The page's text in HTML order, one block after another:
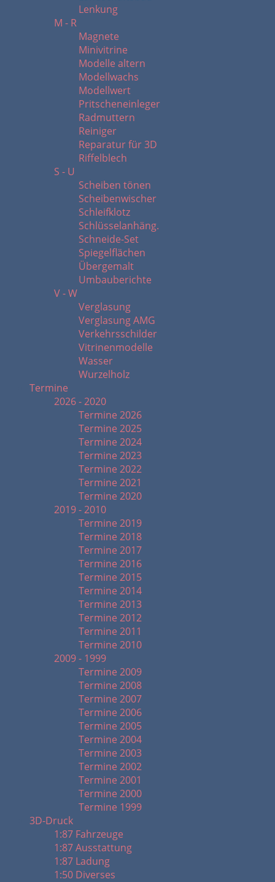
Lenkung
M - R
Magnete
Minivitrine
Modelle altern
Modellwachs
Modellwert
Pritscheneinleger
Radmuttern
Reiniger
Reparatur für 3D
Riffelblech
S - U
Scheiben tönen
Scheibenwischer
Schleifklotz
Schlüsselanhäng.
Schneide-Set
Spiegelflächen
Übergemalt
Umbauberichte
V - W
Verglasung
Verglasung AMG
Verkehrsschilder
Vitrinenmodelle
Wasser
Wurzelholz
Termine
2026 - 2020
Termine 2026
Termine 2025
Termine 2024
Termine 2023
Termine 2022
Termine 2021
Termine 2020
2019 - 2010
Termine 2019
Termine 2018
Termine 2017
Termine 2016
Termine 2015
Termine 2014
Termine 2013
Termine 2012
Termine 2011
Termine 2010
2009 - 1999
Termine 2009
Termine 2008
Termine 2007
Termine 2006
Termine 2005
Termine 2004
Termine 2003
Termine 2002
Termine 2001
Termine 2000
Termine 1999
3D-Druck
1:87 Fahrzeuge
1:87 Ausstattung
1:87 Ladung
1:50 Diverses